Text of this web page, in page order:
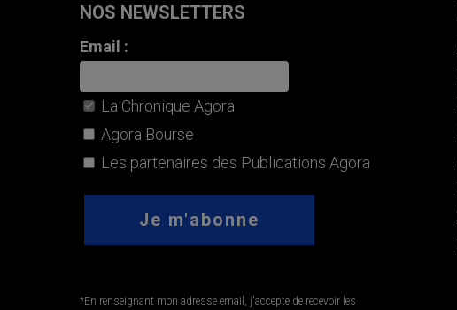
NOS NEWSLETTERS
Email :
La Chronique Agora
Agora Bourse
Les partenaires des Publications Agora
*En renseignant mon adresse email, j'accepte de recevoir les